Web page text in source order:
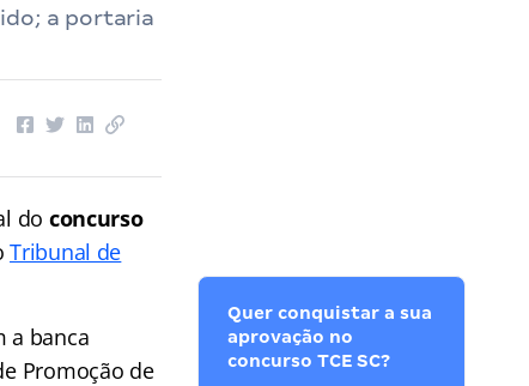
a portaria
do concurso
Tribunal de
a banca
Promoção de
Quer conquistar a sua
aprovação no
concurso TCE SC?